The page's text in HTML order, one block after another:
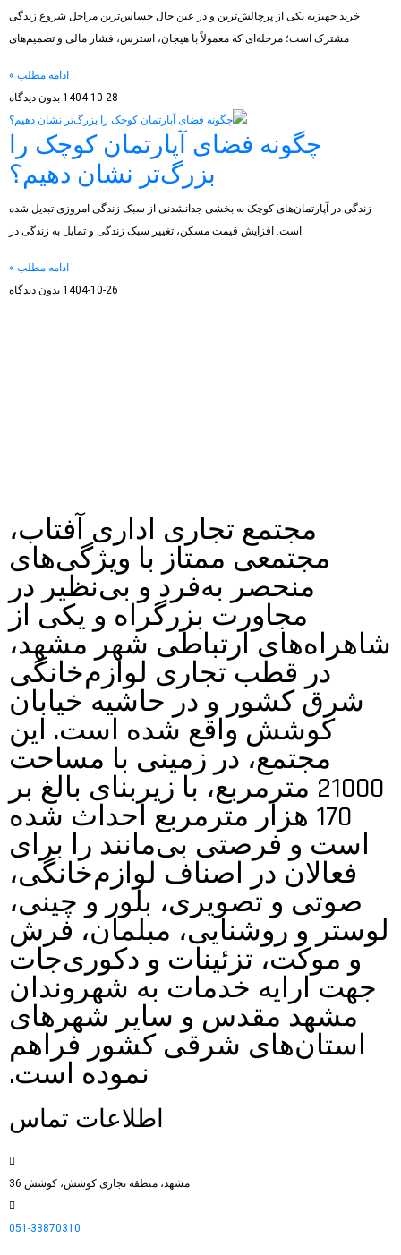
خرید جهیزیه یکی از پرچالش‌ترین و در عین حال حساس‌ترین مراحل شروع زندگی
مشترک است؛ مرحله‌ای که معمولاً با هیجان، استرس، فشار مالی و تصمیم‌های
ادامه مطلب »
1404-10-28 بدون دیدگاه
چگونه فضای آپارتمان کوچک را
بزرگ‌تر نشان دهیم؟
زندگی در آپارتمان‌های کوچک به بخشی جدانشدنی از سبک زندگی امروزی تبدیل شده
است. افزایش قیمت مسکن، تغییر سبک زندگی و تمایل به زندگی در
ادامه مطلب »
1404-10-26 بدون دیدگاه
مجتمع تجاری اداری آفتاب،
مجتمعی ممتاز با ویژگی‌های
منحصر به‌فرد و بی‌نظیر در
مجاورت بزرگراه و یکی از
شاهراه‌های ارتباطی شهر مشهد،
در قطب تجاری لوازم‌خانگی
شرق کشور و در حاشیه خیابان
کوشش واقع شده است. این
مجتمع، در زمینی با مساحت
21000 مترمربع، با زیربنای بالغ بر
1‌7‌0 هزار متر‌مربع احداث شده
است و فرصتی بی‌مانند را برای
فعالان در اصناف لوازم‌خانگی،
صوتی و تصویری، بلور و چینی،
لوستر و روشنایی، مبلمان، فرش
و موکت، تزئینات و دکوری‌جات
جهت ارایه خدمات به شهروندان
مشهد مقدس و سایر شهرهای
استان‌های شرقی کشور فراهم
نموده است.
اطلاعات تماس
مشهد، منطقه تجاری کوشش، کوشش 36
051-33870310